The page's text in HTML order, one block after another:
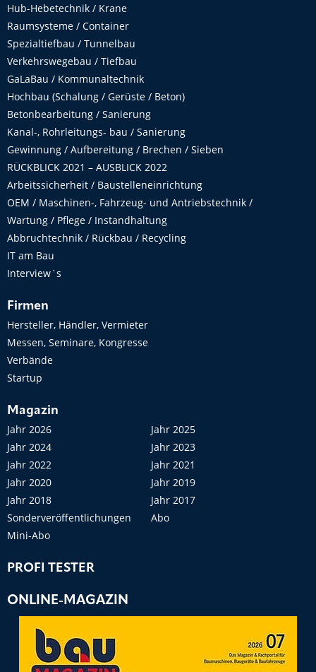
Hub-Hebetechnik / Krane
Raumsysteme / Container
Spezialtiefbau / Tunnelbau
Verkehrswegebau / Tiefbau
GaLaBau / Kommunaltechnik
Hochbau (Schalung / Gerüste / Beton)
Betonbearbeitung / Sanierung
Kanal-, Rohrleitungs- bau / Sanierung
Gewinnung / Aufbereitung / Brechen / Sieben
RÜCKBLICK 2021 – AUSBLICK 2022
Arbeitssicherheit / Baustelleneinrichtung
OEM / Maschinen-, Fahrzeug- und Antriebstechnik /
Wartung / Pflege / Instandhaltung
Abbruchtechnik / Rückbau / Recycling
IT am Bau
Interview´s
Firmen
Hersteller, Händler, Vermieter
Messen, Seminare, Kongresse
Verbände
Startup
Magazin
Jahr 2026
Jahr 2025
Jahr 2024
Jahr 2023
Jahr 2022
Jahr 2021
Jahr 2020
Jahr 2019
Jahr 2018
Jahr 2017
Sonderveröffentlichungen
Abo
Mini-Abo
PROFI TESTER
ONLINE-MAGAZIN